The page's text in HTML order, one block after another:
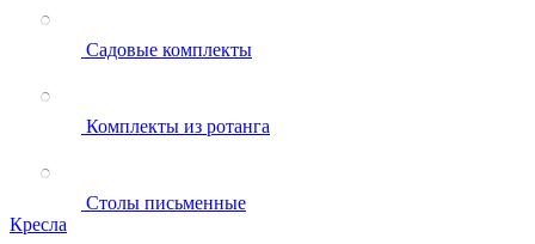
Садовые комплекты
Комплекты из ротанга
Столы письменные
Кресла